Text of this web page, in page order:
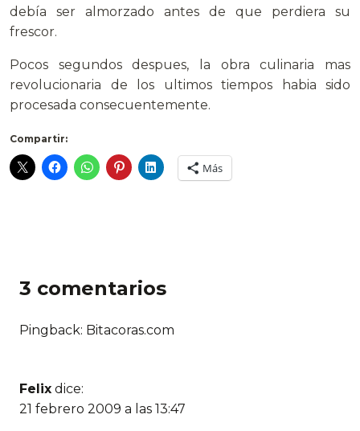
debía ser almorzado antes de que perdiera su
frescor.
Pocos segundos despues, la obra culinaria mas
revolucionaria de los ultimos tiempos habia sido
procesada consecuentemente.
Compartir:
Más
3 comentarios
Pingback: Bitacoras.com
Felix dice:
21 febrero 2009 a las 13:47